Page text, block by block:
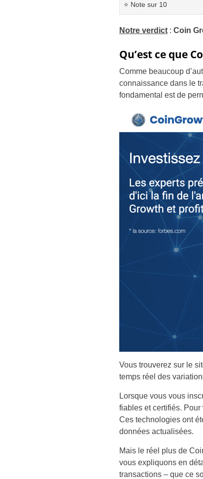
⭐ Note sur 10
Notre verdict : Coin
Qu’est ce que
Comme beaucoup
connaissance dans le
fondamental est de
Vous trouverez sur le
temps réel des
Lorsque vous vous
fiables et certifiés.
Ces technologies ont
données actualisées.
Mais le réel plus de
vous expliquons en
transactions – que ce